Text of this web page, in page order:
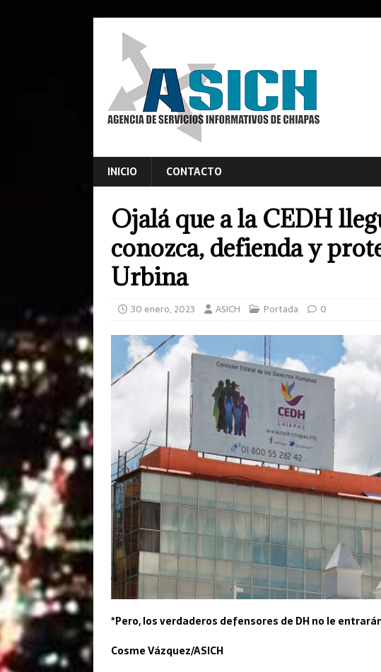
INICIO CONTACTO
Ojalá que a la CEDH
conozca, defienda y
Urbina
30 enero, 2023 ASICH Portada 0
*Pero, los verdaderos defensores de DH no le
Cosme Vázquez/ASICH